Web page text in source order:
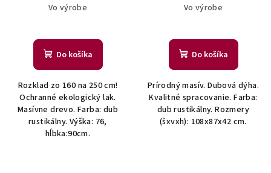
Vo výrobe
Do košíka
Rozklad zo 160 na 250 cm!
Ochranné ekologický lak.
Masívne drevo. Farba: dub
rustikálny. Výška: 76,
hĺbka:90cm.
Vo výrobe
Do košíka
Prírodný masív. Dubová dýha.
Kvalitné spracovanie. Farba:
dub rustikálny. Rozmery
(šxvxh): 108x87x42 cm.